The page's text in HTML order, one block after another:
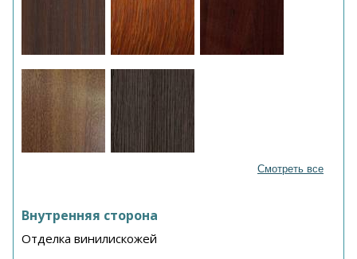
Смотреть все
Внутренняя сторона
Отделка винилискожей